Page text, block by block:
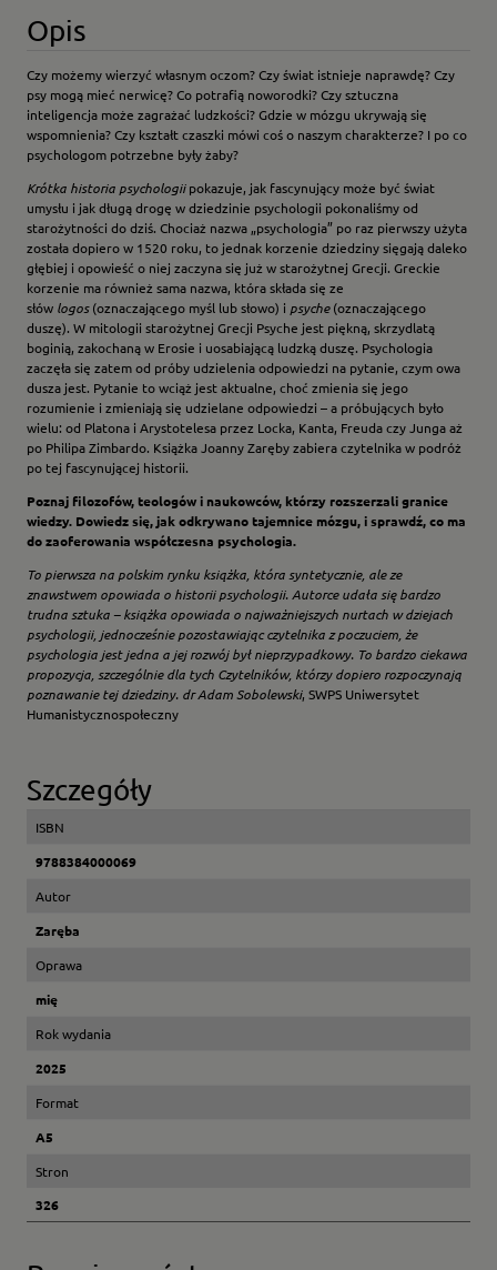
Opis
Czy możemy wierzyć własnym oczom? Czy świat istnieje naprawdę? Czy
psy mogą mieć nerwicę? Co potrafią noworodki? Czy sztuczna
inteligencja może zagrażać ludzkości? Gdzie w mózgu ukrywają się
wspomnienia? Czy kształt czaszki mówi coś o naszym charakterze? I po co
psychologom potrzebne były żaby?
Krótka historia psychologiipokazuje, jak fascynujący może być świat
umysłu i jak długą drogę w dziedzinie psychologii pokonaliśmy od
starożytności do dziś. Chociaż nazwa „psychologia” po raz pierwszy użyta
została dopiero w 1520 roku, to jednak korzenie dziedziny sięgają daleko
głębiej i opowieść o niej zaczyna się już w starożytnej Grecji. Greckie
korzenie ma również sama nazwa, która składa się ze
słów logos(oznaczającego myśl lub słowo) i psyche(oznaczającego
duszę). W mitologii starożytnej Grecji Psyche jest piękną, skrzydlatą
boginią, zakochaną w Erosie i uosabiającą ludzką duszę. Psychologia
zaczęła się zatem od próby udzielenia odpowiedzi na pytanie, czym owa
dusza jest. Pytanie to wciąż jest aktualne, choć zmienia się jego
rozumienie i zmieniają się udzielane odpowiedzi – a próbujących było
wielu: od Platona i Arystotelesa przez Locka, Kanta, Freuda czy Junga aż
po Philipa Zimbardo. Książka Joanny Zaręby zabiera czytelnika w podróż
po tej fascynującej historii.
Poznaj filozofów, teologów i naukowców, którzy rozszerzali granice
wiedzy. Dowiedz się, jak odkrywano tajemnice mózgu, i sprawdź, co ma
do zaoferowania współczesna psychologia.
To pierwsza na polskim rynku książka, która syntetycznie, ale ze
znawstwem opowiada o historii psychologii. Autorce udała się bardzo
trudna sztuka – książka opowiada o najważniejszych nurtach w dziejach
psychologii, jednocześnie pozostawiając czytelnika z poczuciem, że
psychologia jest jedna a jej rozwój był nieprzypadkowy. To bardzo ciekawa
propozycja, szczególnie dla tych Czytelników, którzy dopiero rozpoczynają
poznawanie tej dziedziny. dr Adam Sobolewski, SWPS Uniwersytet
Humanistycznospołeczny
Szczegóły
ISBN
9788384000069
Autor
Zaręba
Oprawa
mię
Rok wydania
2025
Format
A5
Stron
326